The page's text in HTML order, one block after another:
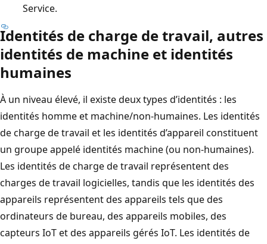
Service.
Identités de charge de travail, autres
identités de machine et identités
humaines
À un niveau élevé, il existe deux types d’identités : les
identités homme et machine/non-humaines. Les identités
de charge de travail et les identités d’appareil constituent
un groupe appelé identités machine (ou non-humaines).
Les identités de charge de travail représentent des
charges de travail logicielles, tandis que les identités des
appareils représentent des appareils tels que des
ordinateurs de bureau, des appareils mobiles, des
capteurs IoT et des appareils gérés IoT. Les identités de